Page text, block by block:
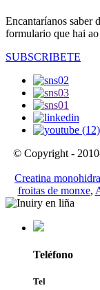
Encantaríanos saber
formulario que hai
SUBSCRIBETE
© Copyright -
Creatina
froitas de monxe,
Teléfono
Tel